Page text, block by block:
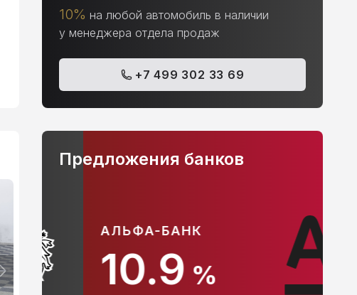
10% на любой автомобиль в наличии
у менеджера отдела продаж
+7 499 302 33 69
АЛЬФА-БАНК
10.9%
Предложения банков